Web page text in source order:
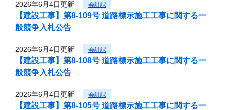
2026年6月4日更新 会計課
【建設工事】第8-109号 道路標示施工工事に関する一
般競争入札公告
2026年6月4日更新 会計課
【建設工事】第8-108号 道路標示施工工事に関する一
般競争入札公告
2026年6月4日更新 会計課
【建設工事】第8-105号 道路標示施工工事に関する一